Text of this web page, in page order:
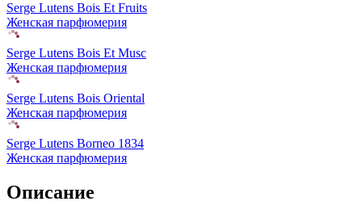
Serge Lutens Bois Et Fruits
Женская парфюмерия
Serge Lutens Bois Et Musc
Женская парфюмерия
Serge Lutens Bois Oriental
Женская парфюмерия
Serge Lutens Borneo 1834
Женская парфюмерия
Описание